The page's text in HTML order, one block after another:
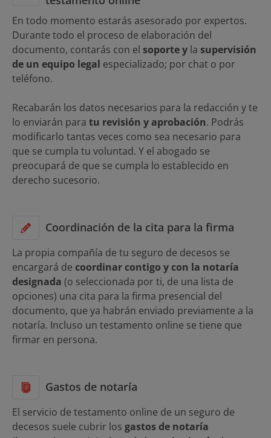
En todo momento estarás asesorado por expertos.
Durante todo el proceso de elaboración del
documento, contarás con el soporte y la supervisión
de un equipo legal especializado; por chat o por
teléfono.
Recabarán los datos necesarios para la redacción y te
lo enviarán para tu revisión y aprobación. Podrás
modificarlo tantas veces como sea necesario para
que se cumpla tu voluntad. Y el abogado se
preocupará de que se cumpla lo establecido en
derecho sucesorio.
Coordinación de la cita para la firma
La propia compañía de tu seguro de decesos se
encargará de coordinar contigo y con la notaría
designada (o seleccionada por ti, de una lista de
opciones) una cita para la firma presencial del
documento, que ya habrán enviado previamente a la
notaría. Incluso un testamento online se tiene que
firmar en persona.
Gastos de notaría
El servicio de testamento online de un seguro de
decesos suele cubrir los gastos de notaría